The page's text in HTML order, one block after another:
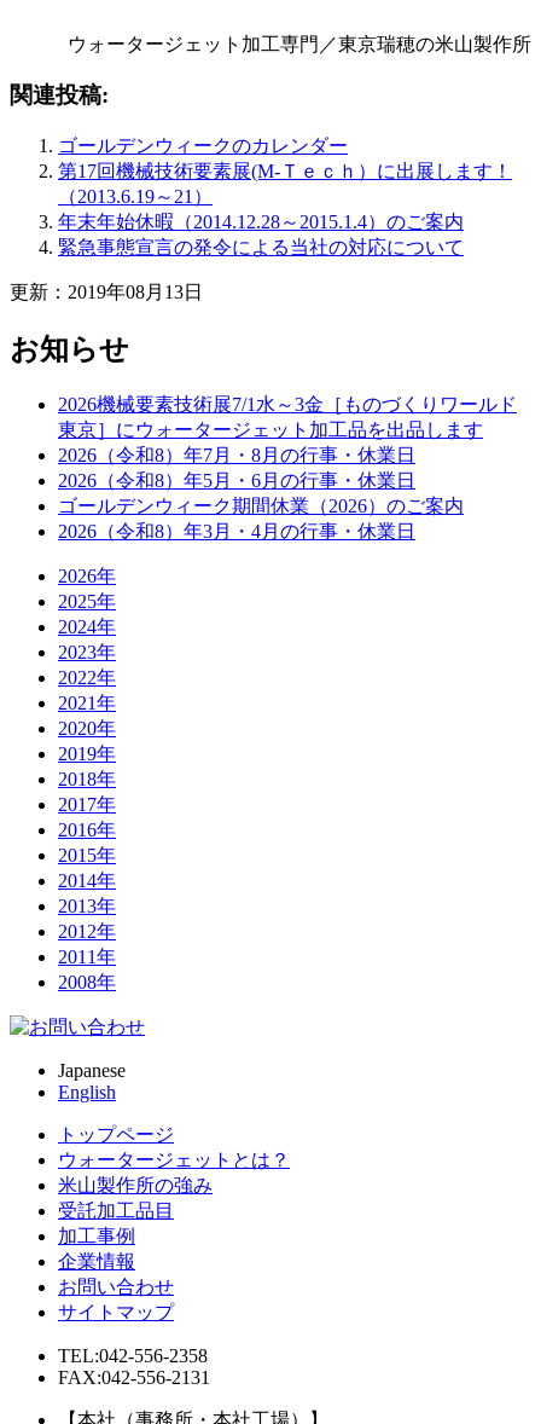
ウォータージェット加工専門／東京瑞穂の米山製作所
関連投稿:
ゴールデンウィークのカレンダー
第17回機械技術要素展(M-Ｔｅｃｈ）に出展します！
（2013.6.19～21）
年末年始休暇（2014.12.28～2015.1.4）のご案内
緊急事態宣言の発令による当社の対応について
更新：2019年08月13日
お知らせ
2026機械要素技術展7/1水～3金［ものづくりワールド
東京］にウォータージェット加工品を出品します
2026（令和8）年7月・8月の行事・休業日
2026（令和8）年5月・6月の行事・休業日
ゴールデンウィーク期間休業（2026）のご案内
2026（令和8）年3月・4月の行事・休業日
2026年
2025年
2024年
2023年
2022年
2021年
2020年
2019年
2018年
2017年
2016年
2015年
2014年
2013年
2012年
2011年
2008年
Japanese
English
トップページ
ウォータージェットとは？
米山製作所の強み
受託加工品目
加工事例
企業情報
お問い合わせ
サイトマップ
TEL:042-556-2358
FAX:042-556-2131
【本社（事務所・本社工場）】